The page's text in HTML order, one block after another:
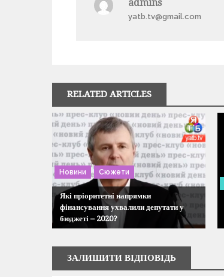
г
а
ц
і
я
з
а
admins
yatb.tv@gmail.com
RELATED ARTICLES
Новини Сюжети
Які пріоритетні напрямки
фінансування ухвалили депутати у
бюджеті – 2020?
ЗАЛИШИТИ ВІДПОВІДЬ